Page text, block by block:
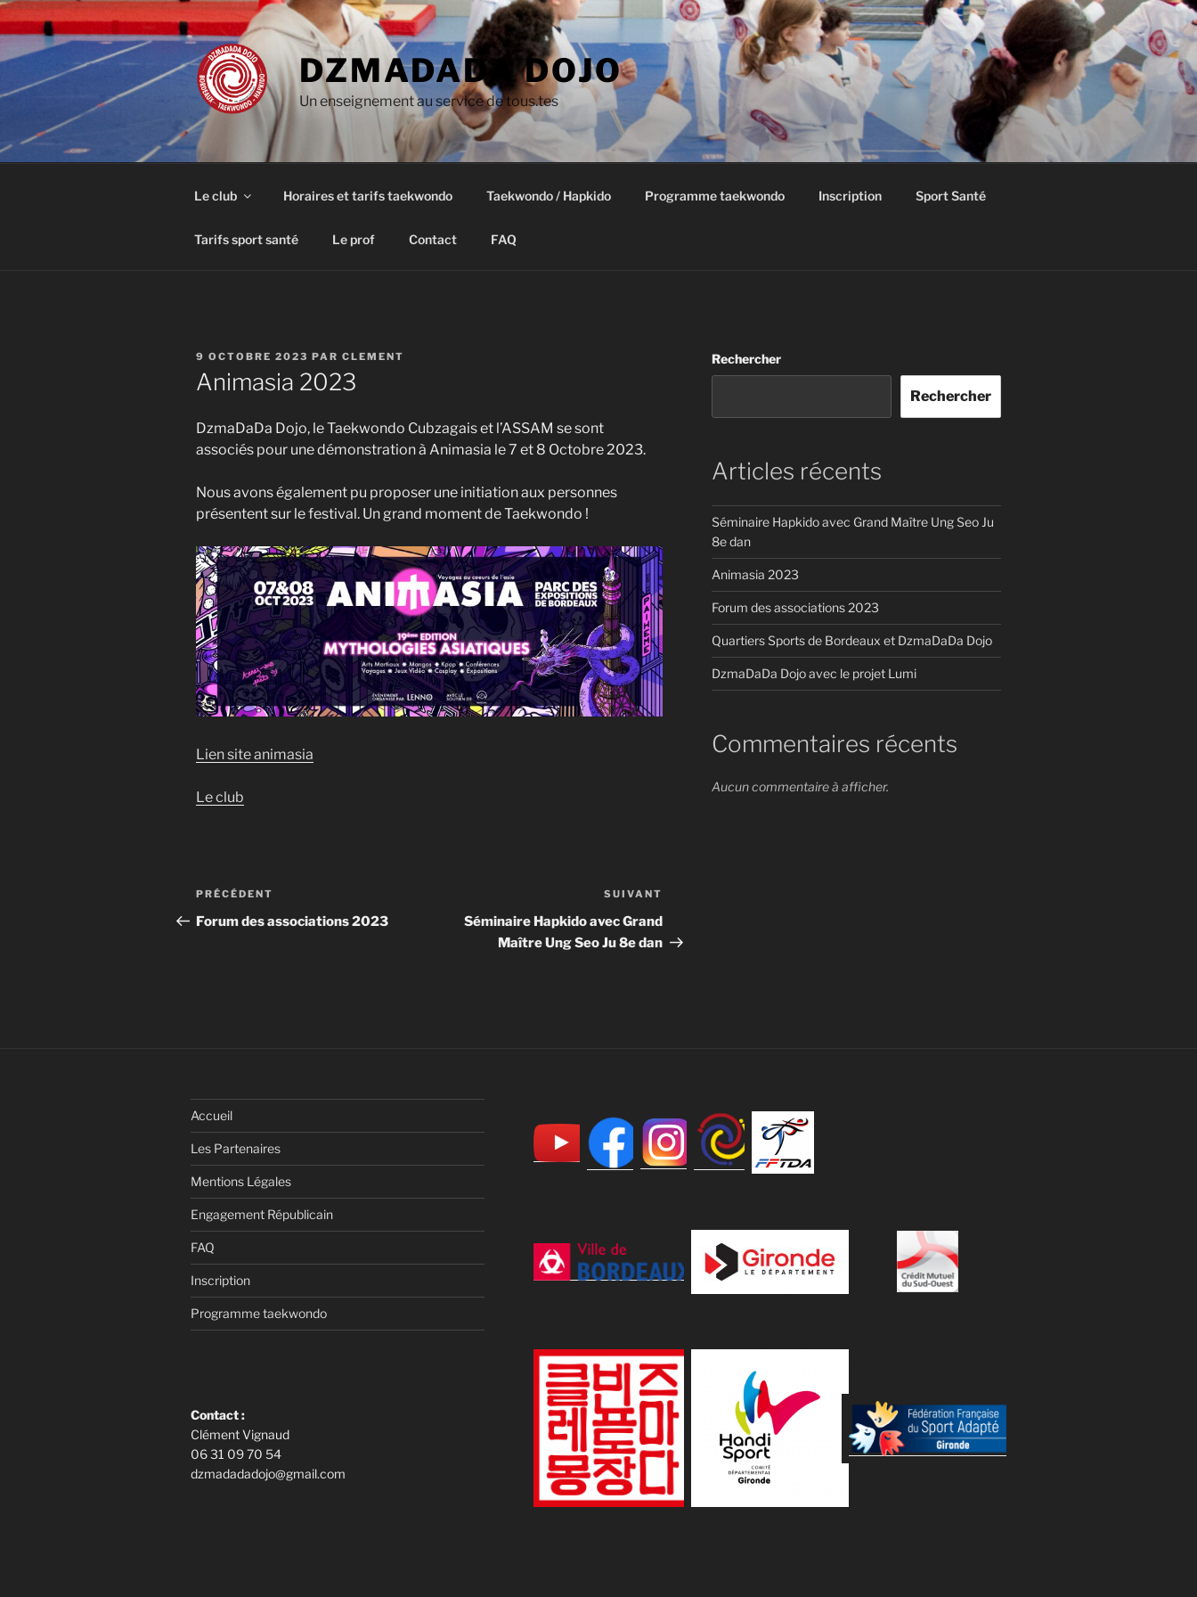
Aller
au
contenu
principal
DZMADADA DOJO
Un enseignement au service de tous.tes
Le club Horaires et tarifs taekwondo Taekwondo / Hapkido Programme taekwondo Inscription Sport Santé
Tarifs sport santé Le prof Contact FAQ
PUBLIÉ
LE
9 OCTOBRE 2023 PAR CLEMENT
Animasia 2023
DzmaDaDa Dojo, le Taekwondo Cubzagais et l’ASSAM se sont
associés pour une démonstration à Animasia le 7 et 8 Octobre 2023.
Nous avons également pu proposer une initiation aux personnes
présentent sur le festival. Un grand moment de Taekwondo !
Lien site animasia
Le club
Navigation
de
Article
précédent
PRÉCÉDENT
Forum des associations 2023
suivant
SUIVANT
Séminaire Hapkido avec Grand
Maître Ung Seo Ju 8e dan
Rechercher
Rechercher
Articles récents
Séminaire Hapkido avec Grand Maître Ung Seo Ju
8e dan
Animasia 2023
Forum des associations 2023
Quartiers Sports de Bordeaux et DzmaDaDa Dojo
DzmaDaDa Dojo avec le projet Lumi
Commentaires récents
Aucun commentaire à afficher.
Accueil
Les Partenaires
Mentions Légales
Engagement Républicain
FAQ
Inscription
Programme taekwondo
Contact :
Clément Vignaud
06 31 09 70 54
dzmadadadojo@gmail.com